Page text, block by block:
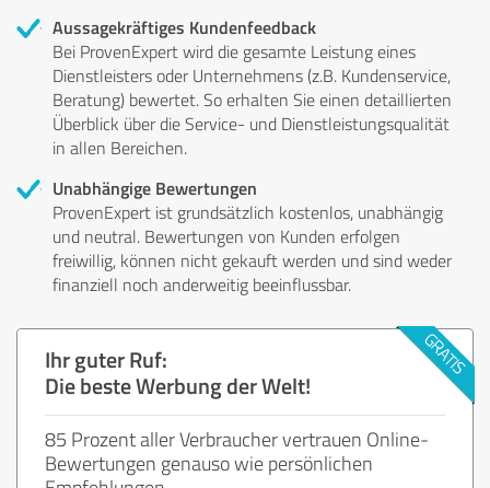
Aussagekräftiges Kundenfeedback
Bei ProvenExpert wird die gesamte Leistung eines
Dienstleisters oder Unternehmens (z.B. Kundenservice,
Beratung) bewertet. So erhalten Sie einen detaillierten
Überblick über die Service- und Dienstleistungsqualität
in allen Bereichen.
Unabhängige Bewertungen
ProvenExpert ist grundsätzlich kostenlos, unabhängig
und neutral. Bewertungen von Kunden erfolgen
freiwillig, können nicht gekauft werden und sind weder
finanziell noch anderweitig beeinflussbar.
Ihr guter Ruf:
Die beste Werbung der Welt!
85 Prozent aller Verbraucher vertrauen Online-
Bewertungen genauso wie persönlichen